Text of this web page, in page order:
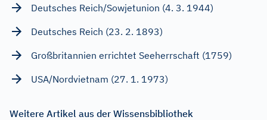
Deutsches Reich/Sowjetunion (4. 3. 1944)
Deutsches Reich (23. 2. 1893)
Großbritannien errichtet Seeherrschaft (1759)
USA/Nordvietnam (27. 1. 1973)
Weitere Artikel aus der Wissensbibliothek